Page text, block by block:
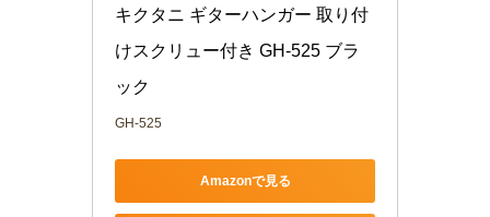
キクタニ ギターハンガー 取り付
けスクリュー付き GH-525 ブラ
ック
GH-525
Amazonで見る